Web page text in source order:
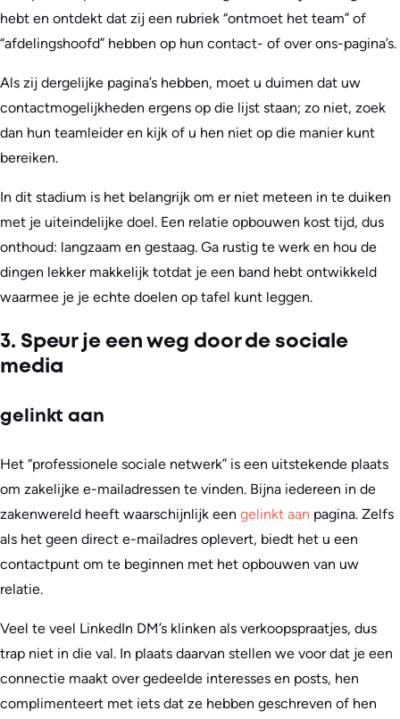
hebt en ontdekt dat zij een rubriek “ontmoet het team” of
“afdelingshoofd” hebben op hun contact- of over ons-pagina’s.
Als zij dergelijke pagina’s hebben, moet u duimen dat uw
contactmogelijkheden ergens op die lijst staan; zo niet, zoek
dan hun teamleider en kijk of u hen niet op die manier kunt
bereiken.
In dit stadium is het belangrijk om er niet meteen in te duiken
met je uiteindelijke doel. Een relatie opbouwen kost tijd, dus
onthoud: langzaam en gestaag. Ga rustig te werk en hou de
dingen lekker makkelijk totdat je een band hebt ontwikkeld
waarmee je je echte doelen op tafel kunt leggen.
3. Speur je een weg door de sociale
media
gelinkt aan
Het “professionele sociale netwerk” is een uitstekende plaats
om zakelijke e-mailadressen te vinden. Bijna iedereen in de
zakenwereld heeft waarschijnlijk een gelinkt aan pagina. Zelfs
als het geen direct e-mailadres oplevert, biedt het u een
contactpunt om te beginnen met het opbouwen van uw
relatie.
Veel te veel LinkedIn DM’s klinken als verkoopspraatjes, dus
trap niet in die val. In plaats daarvan stellen we voor dat je een
connectie maakt over gedeelde interesses en posts, hen
complimenteert met iets dat ze hebben geschreven of hen